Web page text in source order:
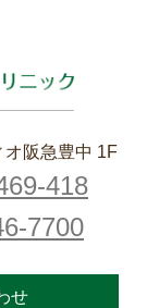
オ阪急豊中 1F
418
7700
せ